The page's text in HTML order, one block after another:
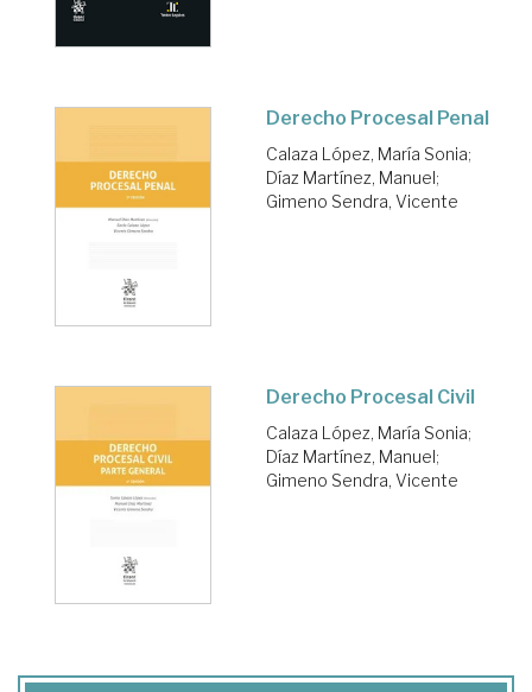
Derecho Procesal Penal
Calaza López, María Sonia;
Díaz Martínez, Manuel;
Gimeno Sendra, Vicente
Derecho Procesal Civil
Calaza López, María Sonia;
Díaz Martínez, Manuel;
Gimeno Sendra, Vicente